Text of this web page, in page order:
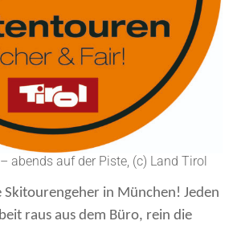
abends auf der Piste, (c) Land Tirol
in München! Jeden
raus aus dem Büro, rein die